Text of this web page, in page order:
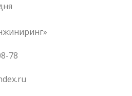
78